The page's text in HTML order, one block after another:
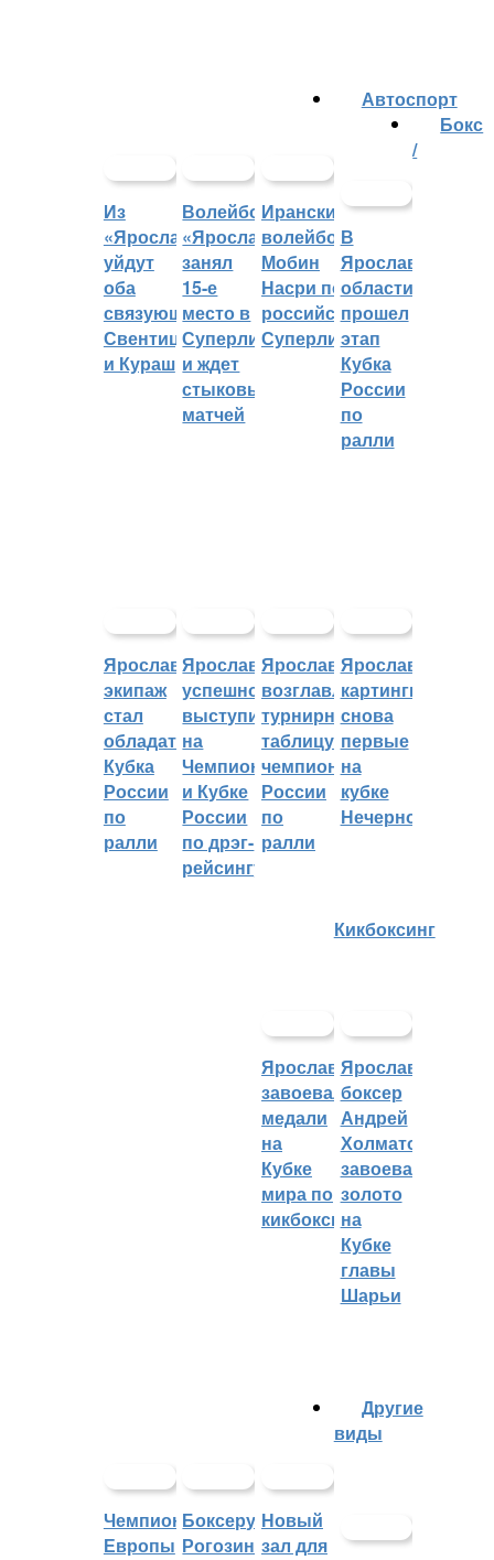
Из
«Ярославича»
уйдут
оба
связующих:
Свентицкис
и Кураш
Волейбольный
«Ярославич»
занял
15-е
место в
Суперлиге
и ждет
стыковых
матчей
Иранский
волейболист
Мобин
Насри покинет
российскую
Суперлигу
Автоспорт
В
Ярославской
области
прошел
этап
Кубка
России
по
ралли
Ярославский
экипаж
стал
обладателем
Кубка
России
по
ралли
Ярославцы
успешно
выступили
на
Чемпионате
и Кубке
России
по дрэг-
рейсингу
Ярославцы
возглавляют
турнирную
таблицу
чемпионата
России
по
ралли
Ярославские
картингисты
снова
первые
на
кубке
Нечерноземья
Бокс
/
Кикбоксинг
Ярославцы
завоевали
медали
на
Кубке
мира по
кикбоксингу
Ярославский
боксер
Андрей
Холматов
завоевал
золото
на
Кубке
главы
Шарьи
Чемпионат
Европы
Боксеру
Рогозину
Новый
зал для
Другие
виды